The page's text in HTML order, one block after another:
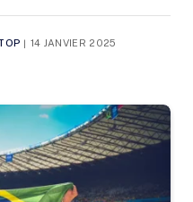
14 JANVIER 2025